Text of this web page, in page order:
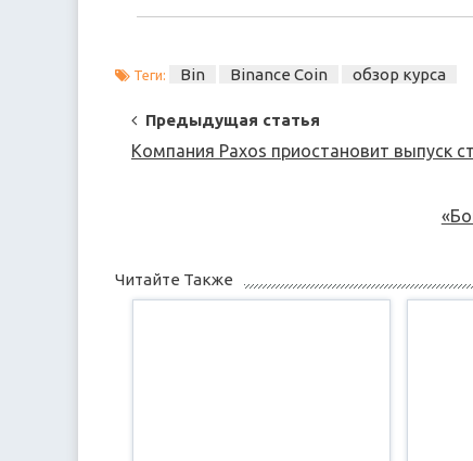
Теги: Bin Binance Coin обзор курса
Post
Navigation
Предыдущая статья
Компания Paxos приостановит выпуск
Читайте Также